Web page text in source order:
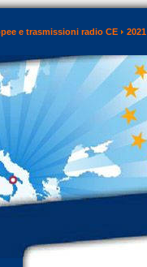
e trasmissioni radio CE 2021